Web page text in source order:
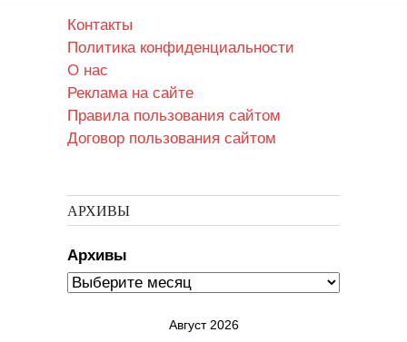
Контакты
Политика конфиденциальности
О нас
Реклама на сайте
Правила пользования сайтом
Договор пользования сайтом
АРХИВЫ
Архивы
Август 2026